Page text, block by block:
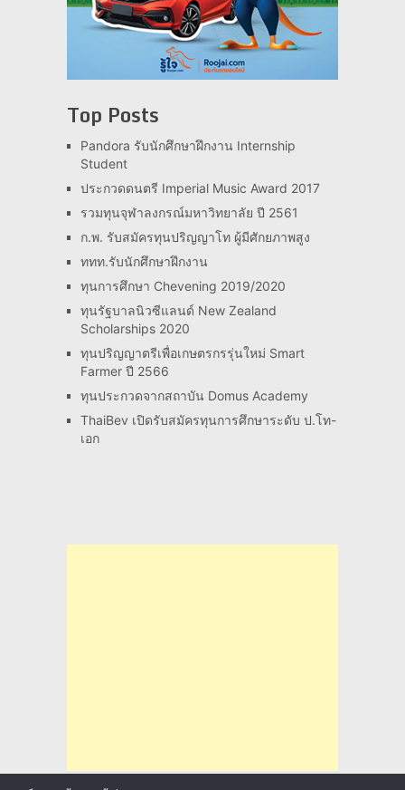
Top Posts
Pandora รับนักศึกษาฝึกงาน Internship
Student
ประกวดดนตรี Imperial Music Award 2017
รวมทุนจุฬาลงกรณ์มหาวิทยาลัย ปี 2561
ก.พ. รับสมัครทุนปริญญาโท ผู้มีศักยภาพสูง
ททท.รับนักศึกษาฝึกงาน
ทุนการศึกษา Chevening 2019/2020
ทุนรัฐบาลนิวซีแลนด์ New Zealand
Scholarships 2020
ทุนปริญญาตรีเพื่อเกษตรกรรุ่นใหม่ Smart
Farmer ปี 2566
ทุนประกวดจากสถาบัน Domus Academy
ThaiBev เปิดรับสมัครทุนการศึกษาระดับ ป.โท-
เอก